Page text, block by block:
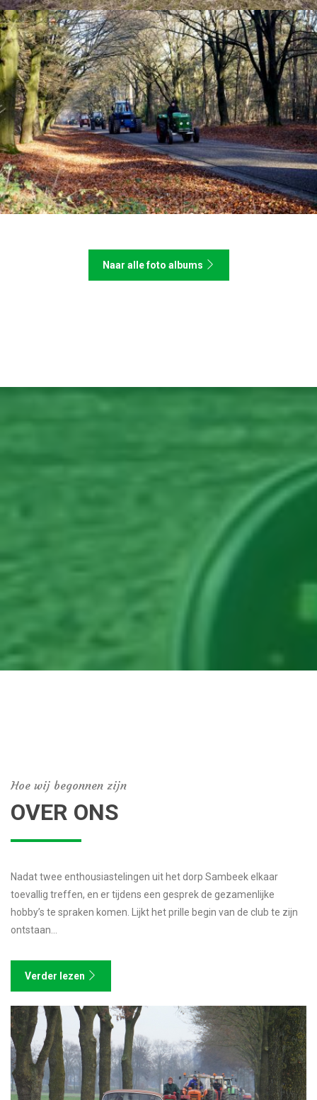
2025 SMT Wintertoertocht
Naar alle foto albums
Hoe wij begonnen zijn
OVER ONS
Nadat twee enthousiastelingen uit het dorp Sambeek elkaar
toevallig treffen, en er tijdens een gesprek de gezamenlijke
hobby’s te spraken komen. Lijkt het prille begin van de club te zijn
ontstaan…
Verder lezen